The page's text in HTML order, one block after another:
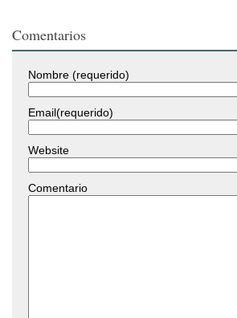
Comentarios
Nombre (requerido)
Email(requerido)
Website
Comentario